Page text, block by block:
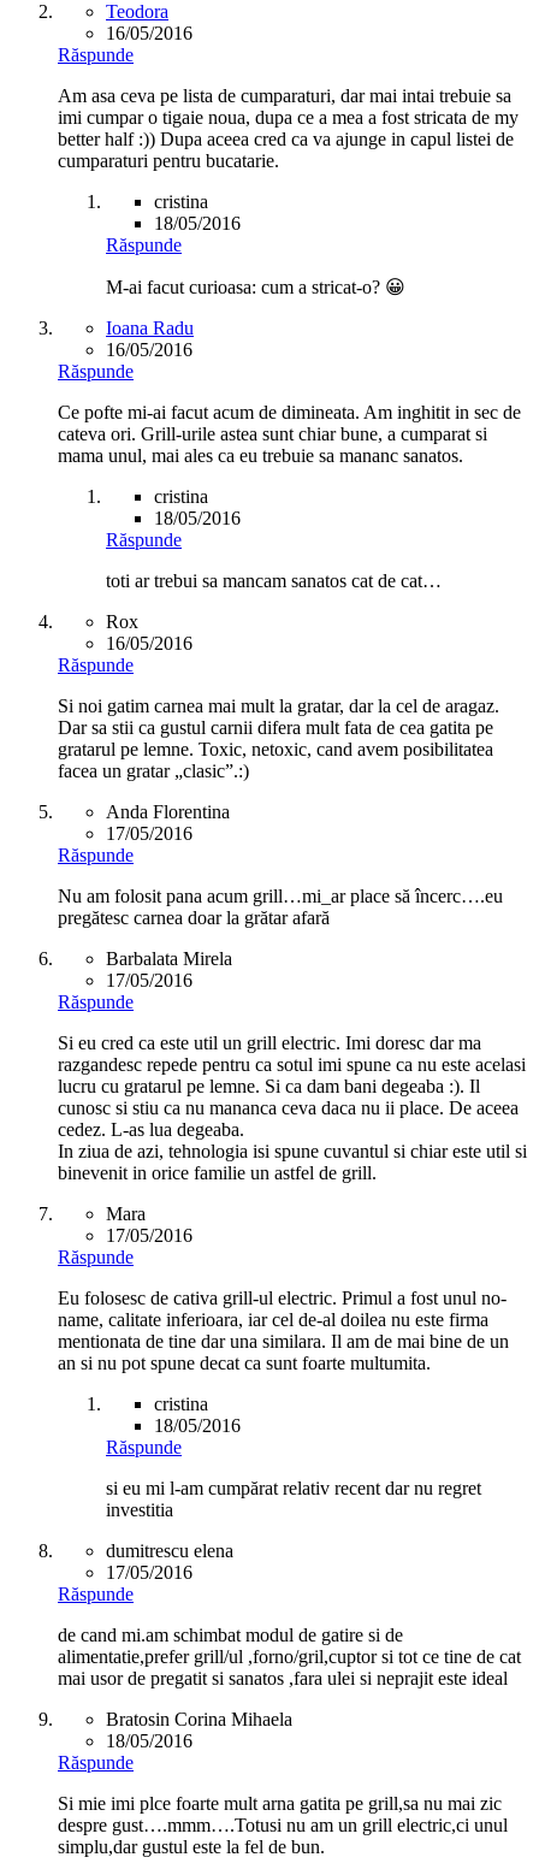
Teodora
16/05/2016
Răspunde
Am asa ceva pe lista de cumparaturi, dar mai intai trebuie sa
imi cumpar o tigaie noua, dupa ce a mea a fost stricata de my
better half :)) Dupa aceea cred ca va ajunge in capul listei de
cumparaturi pentru bucatarie.
cristina
18/05/2016
Răspunde
M-ai facut curioasa: cum a stricat-o? 😀
Ioana Radu
16/05/2016
Răspunde
Ce pofte mi-ai facut acum de dimineata. Am inghitit in sec de
cateva ori. Grill-urile astea sunt chiar bune, a cumparat si
mama unul, mai ales ca eu trebuie sa mananc sanatos.
cristina
18/05/2016
Răspunde
toti ar trebui sa mancam sanatos cat de cat…
Rox
16/05/2016
Răspunde
Si noi gatim carnea mai mult la gratar, dar la cel de aragaz.
Dar sa stii ca gustul carnii difera mult fata de cea gatita pe
gratarul pe lemne. Toxic, netoxic, cand avem posibilitatea
facea un gratar „clasic”.:)
Anda Florentina
17/05/2016
Răspunde
Nu am folosit pana acum grill…mi_ar place să încerc….eu
pregătesc carnea doar la grătar afară
Barbalata Mirela
17/05/2016
Răspunde
Si eu cred ca este util un grill electric. Imi doresc dar ma
razgandesc repede pentru ca sotul imi spune ca nu este acelasi
lucru cu gratarul pe lemne. Si ca dam bani degeaba :). Il
cunosc si stiu ca nu mananca ceva daca nu ii place. De aceea
cedez. L-as lua degeaba.
In ziua de azi, tehnologia isi spune cuvantul si chiar este util si
binevenit in orice familie un astfel de grill.
Mara
17/05/2016
Răspunde
Eu folosesc de cativa grill-ul electric. Primul a fost unul no-
name, calitate inferioara, iar cel de-al doilea nu este firma
mentionata de tine dar una similara. Il am de mai bine de un
an si nu pot spune decat ca sunt foarte multumita.
cristina
18/05/2016
Răspunde
si eu mi l-am cumpărat relativ recent dar nu regret
investitia
dumitrescu elena
17/05/2016
Răspunde
de cand mi.am schimbat modul de gatire si de
alimentatie,prefer grill/ul ,forno/gril,cuptor si tot ce tine de cat
mai usor de pregatit si sanatos ,fara ulei si neprajit este ideal
Bratosin Corina Mihaela
18/05/2016
Răspunde
Si mie imi plce foarte mult arna gatita pe grill,sa nu mai zic
despre gust….mmm….Totusi nu am un grill electric,ci unul
simplu,dar gustul este la fel de bun.